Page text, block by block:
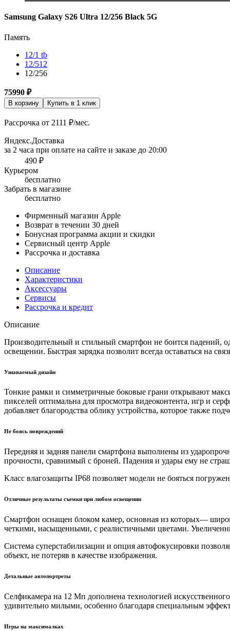
Samsung Galaxy S26 Ultra 12/256 Black 5G
Память
12/1 tb
12/512
12/256
75990 ₽
В корзину Купить в 1 клик
Рассрочка от 2111 ₽/мес.
Яндекс.Доставка
за 2 часа при оплате на сайте и заказе до 20:00
490 ₽
Курьером
бесплатно
Забрать в магазине
бесплатно
Фирменный магазин Apple
Возврат в течении 30 дней
Бонусная программа акции и скидки
Сервисный центр Apple
Рассрочка и доставка
Описание
Характеристики
Аксессуары
Сервисы
Рассрочка и кредит
Описание
Производительный и стильный смартфон не боится
освещении. Быстрая зарядка позволит всегда оставаться на
Узнаваемый дизайн
Тонкие рамки и симметричные боковые грани открывают
пикселей оптимальна для просмотра видеоконтента, игр и
добавляет благородства облику устройства, которое также
Не боясь повреждений
Передняя и задняя панели смартфона выполнены из
прочности, сравнимый с броней. Падения и удары ему не
Класс влагозащиты IP68 позволяет модели не бояться
Отличные результаты съемки при любом освещении
Смартфон оснащен блоком камер, основная из которых—
четкими, насыщенными, с реалистичными цветами.
Система суперстабилизации и опция автофокусировки
объект, не потеряв в качестве изображения.
Детальные автопортреты
Селфикамера на 12 Мп дополнена технологией
удивительно милыми, особенно благодаря специальным
Игры на максималках